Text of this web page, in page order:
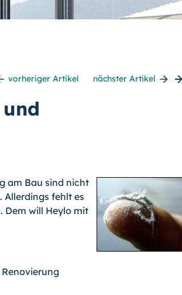
vorheriger Artikel nächster Artikel
am Bau sind nicht
Allerdings fehlt es
Dem will Heylo mit